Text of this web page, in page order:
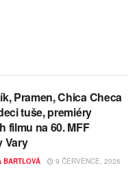
Pramen, Chica Checa
tuše, premiéry
filmu na 60. MFF
Vary
BARTLOVÁ 9 ČERVENCE, 2026